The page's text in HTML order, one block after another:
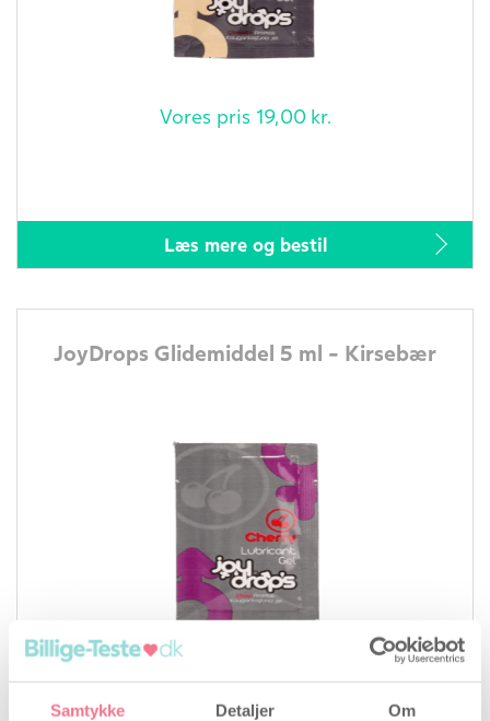
Samtykke Detaljer Om
Vores pris 19,00 kr.
Læs mere og bestil
JoyDrops Glidemiddel 5 ml - Kirsebær
Vores pris19,00kr.